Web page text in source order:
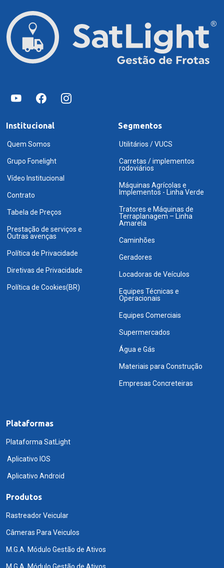
Institucional
Quem Somos
Grupo Fonelight
Vídeo Institucional
Contrato
Tabela de Preços
Prestação de serviços e
Outras avenças
Política de Privacidade
Diretivas de Privacidade
Política de Cookies(BR)
Segmentos
Utilitários / VUCS
Carretas / implementos
rodoviários
Máquinas Agrícolas e
Implementos - Linha Verde
Tratores e Máquinas de
Terraplanagem – Linha
Amarela
Caminhões
Geradores
Locadoras de Veículos
Equipes Técnicas e
Operacionais
Equipes Comerciais
Supermercados
Água e Gás
Materiais para Construção
Empresas Concreteiras
Plataformas
Plataforma SatLight
Aplicativo IOS
Aplicativo Android
Produtos
Rastreador Veicular
Câmeras Para Veiculos
M.G.A. Módulo Gestão de Ativos